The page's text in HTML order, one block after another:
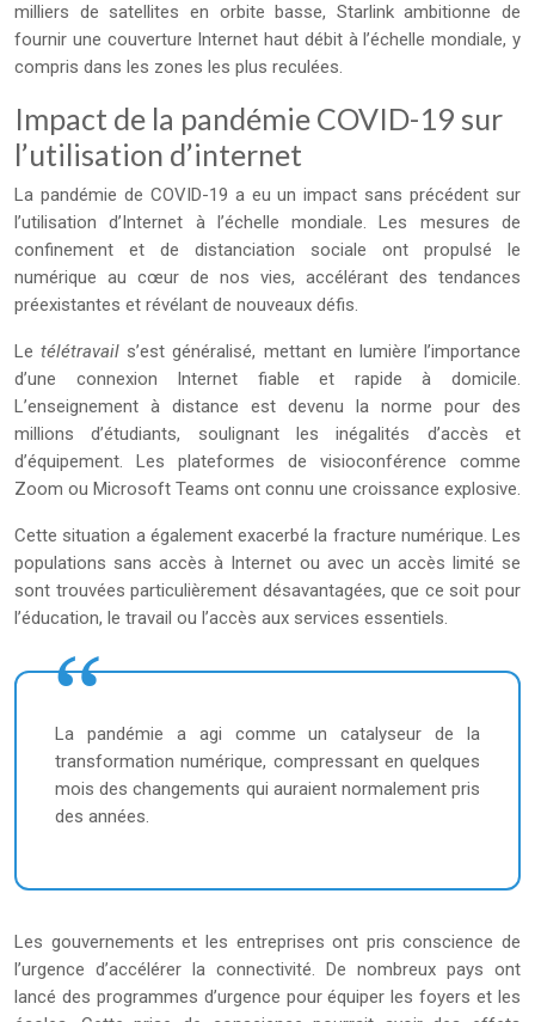
milliers de satellites en orbite basse, Starlink ambitionne de
fournir une couverture Internet haut débit à l’échelle mondiale, y
compris dans les zones les plus reculées.
Impact de la pandémie COVID-19 sur
l’utilisation d’internet
La pandémie de COVID-19 a eu un impact sans précédent sur
l’utilisation d’Internet à l’échelle mondiale. Les mesures de
confinement et de distanciation sociale ont propulsé le
numérique au cœur de nos vies, accélérant des tendances
préexistantes et révélant de nouveaux défis.
Letélétravail s’est généralisé, mettant en lumière l’importance
d’une connexion Internet fiable et rapide à domicile.
L’enseignement à distance est devenu la norme pour des
millions d’étudiants, soulignant les inégalités d’accès et
d’équipement. Les plateformes de visioconférence comme
Zoom ou Microsoft Teams ont connu une croissance explosive.
Cette situation a également exacerbé la fracture numérique. Les
populations sans accès à Internet ou avec un accès limité se
sont trouvées particulièrement désavantagées, que ce soit pour
l’éducation, le travail ou l’accès aux services essentiels.
La pandémie a agi comme un catalyseur de la
transformation numérique, compressant en quelques
mois des changements qui auraient normalement pris
des années.
Les gouvernements et les entreprises ont pris conscience de
l’urgence d’accélérer la connectivité. De nombreux pays ont
lancé des programmes d’urgence pour équiper les foyers et les